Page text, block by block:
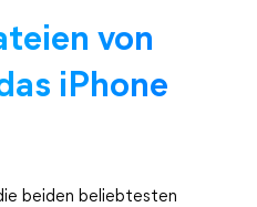
von
iPhone
beiden beliebtesten